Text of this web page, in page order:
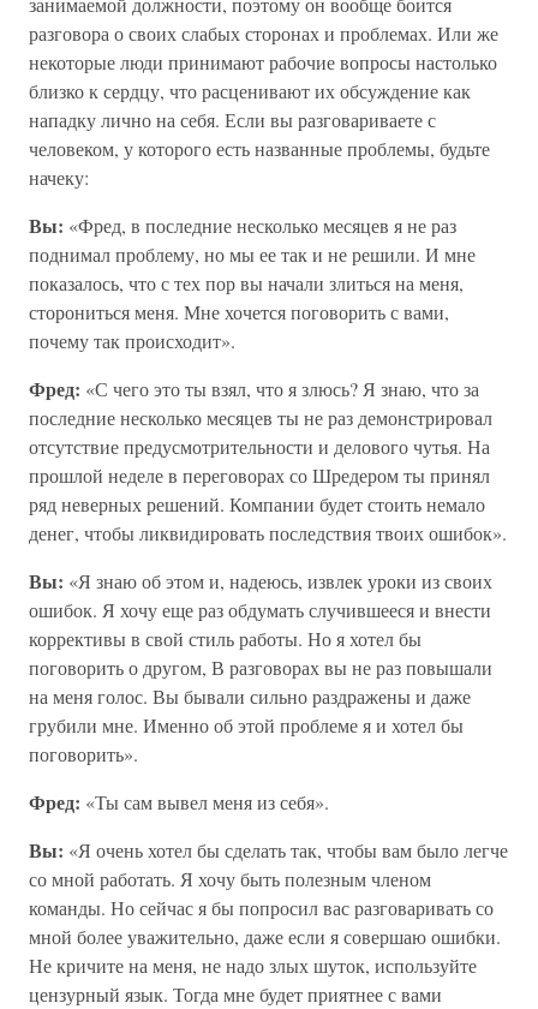
разговора о своих слабых сторонах и проблемах. Или же
некоторые люди принимают рабочие вопросы настолько
близко к сердцу, что расценивают их обсуждение как
нападку лично на себя. Если вы разговариваете с
человеком, у которого есть названные проблемы, будьте
начеку:
Вы: «Фред, в последние несколько месяцев я не раз
поднимал проблему, но мы ее так и не решили. И мне
показалось, что с тех пор вы начали злиться на меня,
сторониться меня. Мне хочется поговорить с вами,
почему так происходит».
Фред: «С чего это ты взял, что я злюсь? Я знаю, что за
последние несколько месяцев ты не раз демонстрировал
отсутствие предусмотрительности и делового чутья. На
прошлой неделе в переговорах со Шредером ты принял
ряд неверных решений. Компании будет стоить немало
денег, чтобы ликвидировать последствия твоих ошибок».
Вы: «Я знаю об этом и, надеюсь, извлек уроки из своих
ошибок. Я хочу еще раз обдумать случившееся и внести
коррективы в свой стиль работы. Но я хотел бы
поговорить о другом, В разговорах вы не раз повышали
на меня голос. Вы бывали сильно раздражены и даже
грубили мне. Именно об этой проблеме я и хотел бы
поговорить».
Фред: «Ты сам вывел меня из себя».
Вы: «Я очень хотел бы сделать так, чтобы вам было легче
со мной работать. Я хочу быть полезным членом
команды. Но сейчас я бы попросил вас разговаривать со
мной более уважительно, даже если я совершаю ошибки.
Не кричите на меня, не надо злых шуток, используйте
цензурный язык. Тогда мне будет приятнее с вами